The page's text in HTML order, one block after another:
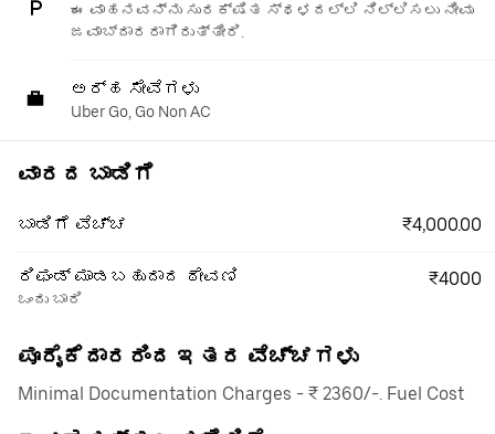
ಈ ವಾಹನವನ್ನು ಸುರಕ್ಷಿತ ಸ್ಥಳದಲ್ಲಿ ನಿಲ್ಲಿಸಲು ನೀವು
ಜವಾಬ್ದಾರರಾಗಿರುತ್ತೀರಿ.
ಅರ್ಹ ಸೇವೆಗಳು
Uber Go, Go Non AC
ವಾರದ ಬಾಡಿಗೆ
ಬಾಡಿಗೆ ವೆಚ್ಚ ₹4,000.00
ರಿಫಂಡ್ ಮಾಡಬಹುದಾದ ಠೇವಣಿ
ಒಂದು ಬಾರಿ
₹4000
ಪೂರೈಕೆದಾರರಿಂದ ಇತರ ವೆಚ್ಚಗಳು
Minimal Documentation Charges - ₹ 2360/-. Fuel Cost